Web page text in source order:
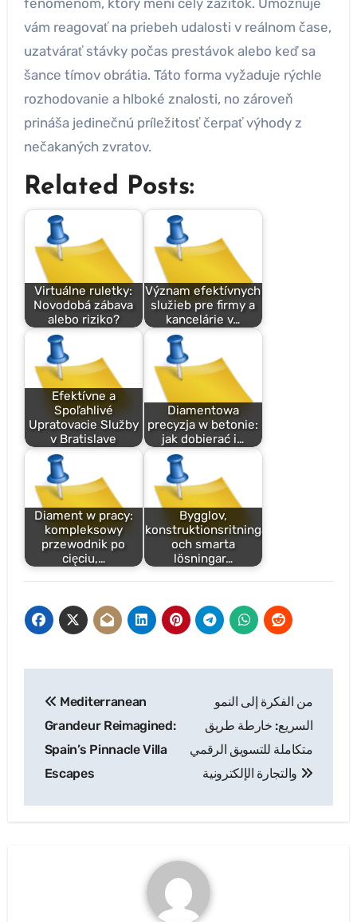
vám reagovať na priebeh udalosti v reálnom čase,
uzatvárať stávky počas prestávok alebo keď sa
šance tímov obrátia. Táto forma vyžaduje rýchle
rozhodovanie a hlboké znalosti, no zároveň
prináša jedinečnú príležitosť čerpať výhody z
nečakaných zvratov.
Related Posts:
Virtuálne ruletky:
Novodobá zábava
alebo riziko?
Význam efektívnych
služieb pre firmy a
kancelárie v…
Efektívne a
Spoľahlivé
Upratovacie Služby
v Bratislave
Diamentowa
precyzja w betonie:
jak dobierać i…
Diament w pracy:
kompleksowy
przewodnik po
cięciu,…
Bygglov,
konstruktionsritningar
och smarta
lösningar…
navigation
Mediterranean
Grandeur Reimagined:
Spain’s Pinnacle Villa
Escapes
من الفكرة إلى النمو
السريع: خارطة طريق
متكاملة للتسويق الرقمي